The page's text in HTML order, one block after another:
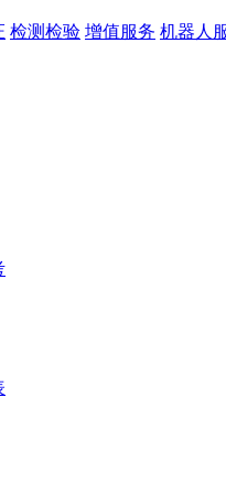
检测检验 增值服务 机器人